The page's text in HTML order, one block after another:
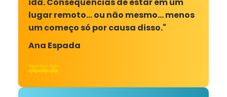
lugar remoto… ou não mesmo… menos
um começo só por causa disso."
Ana Espada
🚕🚕🚕